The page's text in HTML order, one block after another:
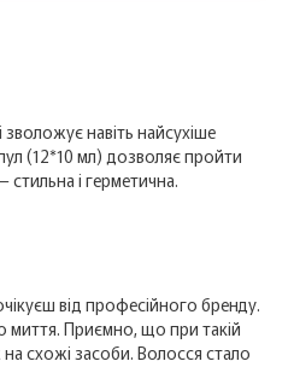
навіть найсухіше
(12*10 мл) дозволяє пройти
і герметична.
від професійного бренду.
Приємно, що при такій
схожі засоби. Волосся стало